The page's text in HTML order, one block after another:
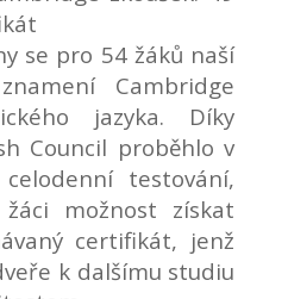
se pro 54 žáků naší
Cambridge
jazyka. Díky
Council proběhlo v
testování,
možnost získat
certifikát, jenž
k dalšímu studiu